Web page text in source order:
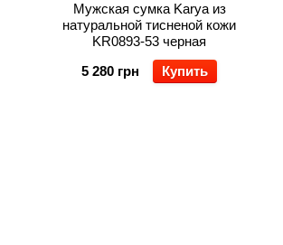
Мужская сумка Karya из
натуральной тисненой кожи
KR0893-53 черная
5 280 грн
Купить